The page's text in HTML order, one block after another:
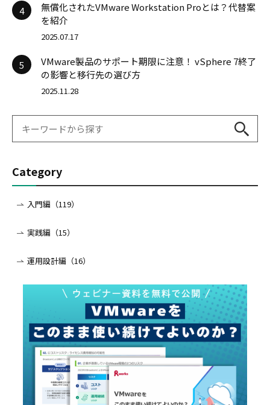
4
無償化されたVMware Workstation Proとは？代替案
を紹介
2025.07.17
5
VMware製品のサポート期限に注意！ vSphere 7終了
の影響と移行先の選び方
2025.11.28
Category
入門編（119）
実践編（15）
運用設計編（16）